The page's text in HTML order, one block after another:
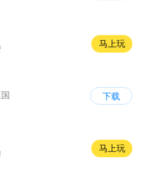
马上玩
下载
马上玩